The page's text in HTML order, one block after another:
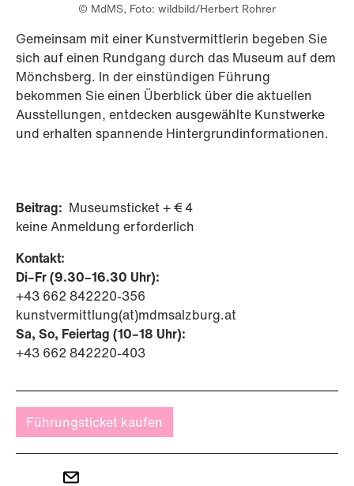
© MdMS, Foto: wildbild/Herbert Rohrer
Gemeinsam mit einer Kunstvermittlerin begeben Sie
sich auf einen Rundgang durch das Museum auf dem
Mönchsberg. In der einstündigen Führung
bekommen Sie einen Überblick über die aktuellen
Ausstellungen, entdecken ausgewählte Kunstwerke
und erhalten spannende Hintergrundinformationen.
Beitrag: Museumsticket + € 4
keine Anmeldung erforderlich
Kontakt:
Di–Fr (9.30–16.30 Uhr):
+43 662 842220-356
kunstvermittlung(at)mdmsalzburg.at
Sa, So, Feiertag (10–18 Uhr):
+43 662 842220-403
Führungsticket kaufen